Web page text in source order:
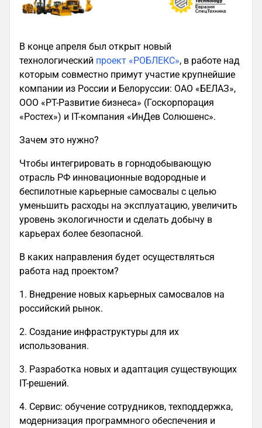
В конце апреля был открыт новый
технологический проект «РОБЛЕКС», в работе над
которым совместно примут участие крупнейшие
компании из России и Белоруссии: ОАО «БЕЛАЗ»,
ООО «РТ-Развитие бизнеса» (Госкорпорация
«Ростех») и IT-компания «ИнДев Солюшенс».
Зачем это нужно?
Чтобы интегрировать в горнодобывающую
отрасль РФ инновационные водородные и
беспилотные карьерные самосвалы с целью
уменьшить расходы на эксплуатацию, увеличить
уровень экологичности и сделать добычу в
карьерах более безопасной.
В каких направления будет осуществляться
работа над проектом?
1. Внедрение новых карьерных самосвалов на
российский рынок.
2. Создание инфраструктуры для их
использования.
3. Разработка новых и адаптация существующих
IT-решений.
4. Сервис: обучение сотрудников, техподдержка,
модернизация программного обеспечения и